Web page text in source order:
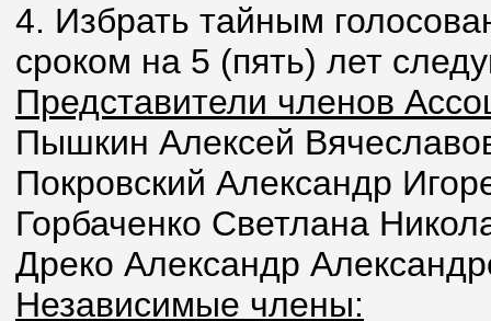
4. Избрать тайным
сроком на 5 (пять) лет
Представители членов
Пышкин Алексей
Покровский Александр
Горбаченко Светлана
Дреко Александр
Независимые члены: